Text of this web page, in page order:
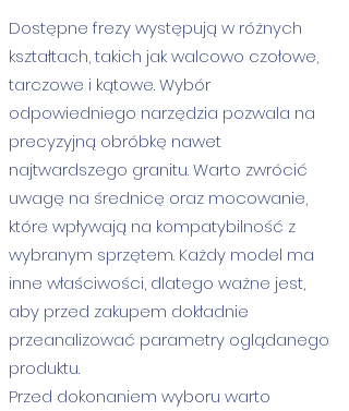
Dostępne frezy występują w różnych
kształtach, takich jak walcowo czołowe,
tarczowe i kątowe. Wybór
odpowiedniego narzędzia pozwala na
precyzyjną obróbkę nawet
najtwardszego granitu. Warto zwrócić
uwagę na średnicę oraz mocowanie,
które wpływają na kompatybilność z
wybranym sprzętem. Każdy model ma
inne właściwości, dlatego ważne jest,
aby przed zakupem dokładnie
przeanalizować parametry oglądanego
produktu.
Przed dokonaniem wyboru warto